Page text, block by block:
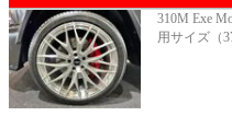
2024年モデ
R231
310M Exe
用サイズ（